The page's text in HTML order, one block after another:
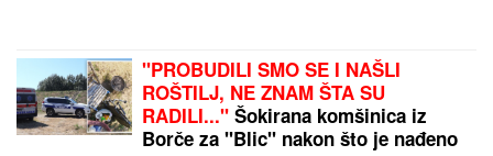
"PROBUDILI SMO SE I NAŠLI
ROŠTILJ, NE ZNAM ŠTA SU
RADILI..." Šokirana komšinica iz
Borče za "Blic" nakon što je nađeno